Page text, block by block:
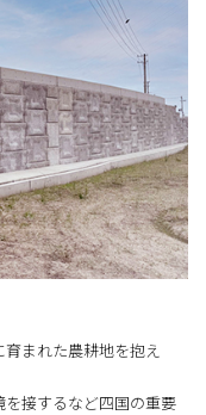
まれた農耕地を抱え
接するなど四国の重要